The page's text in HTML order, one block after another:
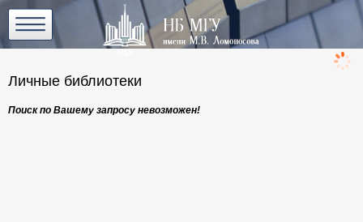
Личные библиотеки
Поиск по Вашему запросу невозможен!